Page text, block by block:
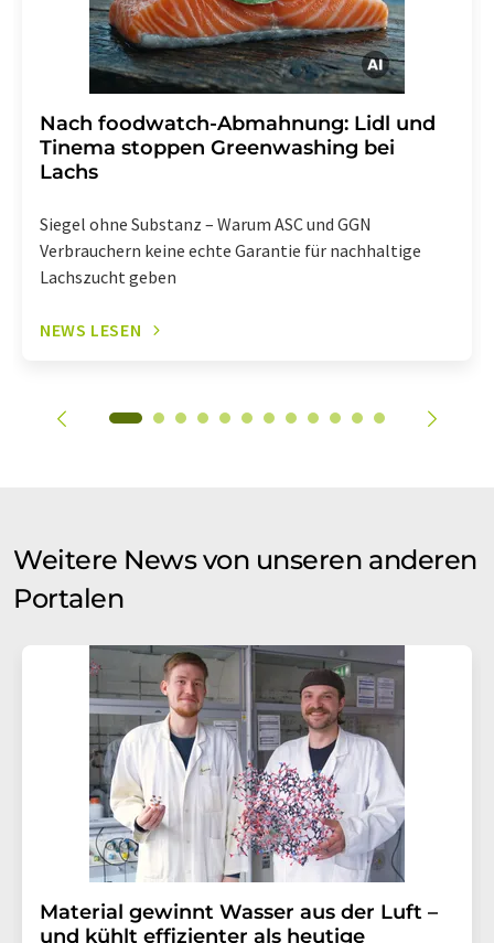
Nach foodwatch-Abmahnung: Lidl und
Tinema stoppen Greenwashing bei
Lachs
Siegel ohne Substanz – Warum ASC und GGN
Verbrauchern keine echte Garantie für nachhaltige
Lachszucht geben
NEWS LESEN
Weitere News von unseren anderen
Portalen
Material gewinnt Wasser aus der Luft –
und kühlt effizienter als heutige